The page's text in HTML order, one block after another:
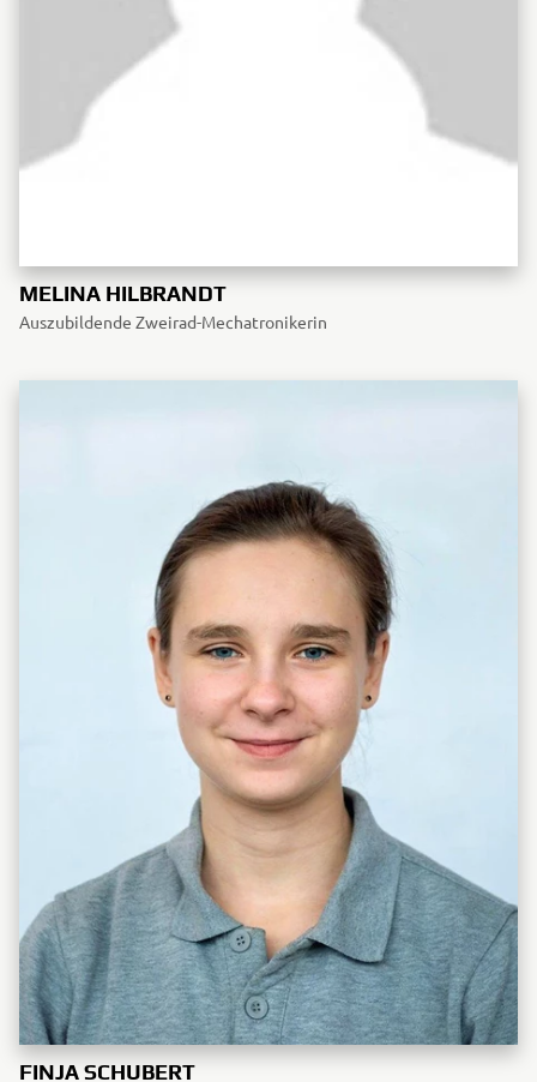
MELINA HILBRANDT
Auszubildende Zweirad-Mechatronikerin
FINJA SCHUBERT